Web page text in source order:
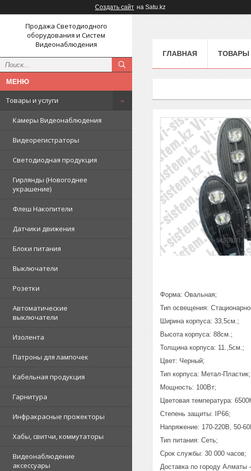
Создать сайт на Satu.kz
Продажа Светодиодного
оборудования и Систем
Видеонаблюдения
Товары и услуги
Камеры Видеонаблюдения
Видеорегистраторы
Светодиодная продукция
Гирлянды (Новогоднее
украшение)
Флеш Накопители
Датчики движения
Блоки питания
Выключатели
Розетки
Автоматические
выключатели
Изолента
Патроны для лампочек
Кабельная продукция
Гарнитура
Инфракрасные прожекторы
Хабы, свитчи, коммутаторы
Видеонаблюдение
аксессуары
ГЛАВНАЯ ТОВАРЫ
Форма: Овальная;
Тип освещения:
Ширина корпуса: 33,5см.;
Высота корпуса: 88см.;
Толщина корпуса: 11.,5см.;
Цвет: Черный;
Тип корпуса: Метал-Пластик;
Мощность: 100Вт;
Цветовая температура:
Степень защиты: IP66;
Напряжение: 170-220В, 50-
Тип питания: Сеть;
Срок службы: 30 000 часов;
Доставка по городу Алматы -